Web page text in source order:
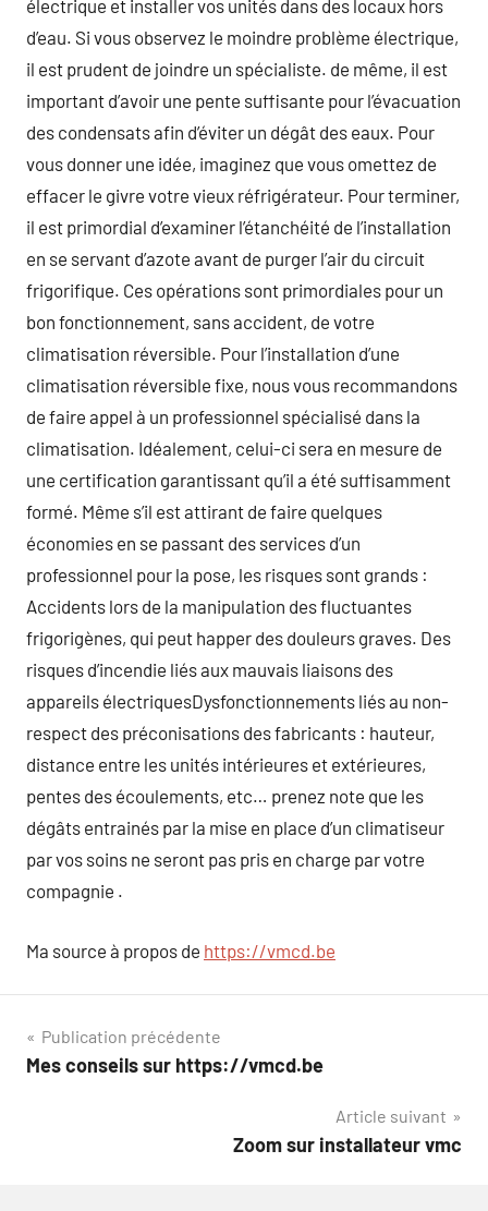
électrique et installer vos unités dans des locaux hors
d’eau. Si vous observez le moindre problème électrique,
il est prudent de joindre un spécialiste. de même, il est
important d’avoir une pente suffisante pour l’évacuation
des condensats afin d’éviter un dégât des eaux. Pour
vous donner une idée, imaginez que vous omettez de
effacer le givre votre vieux réfrigérateur. Pour terminer,
il est primordial d’examiner l’étanchéité de l’installation
en se servant d’azote avant de purger l’air du circuit
frigorifique. Ces opérations sont primordiales pour un
bon fonctionnement, sans accident, de votre
climatisation réversible. Pour l’installation d’une
climatisation réversible fixe, nous vous recommandons
de faire appel à un professionnel spécialisé dans la
climatisation. Idéalement, celui-ci sera en mesure de
une certification garantissant qu’il a été suffisamment
formé. Même s’il est attirant de faire quelques
économies en se passant des services d’un
professionnel pour la pose, les risques sont grands :
Accidents lors de la manipulation des fluctuantes
frigorigènes, qui peut happer des douleurs graves. Des
risques d’incendie liés aux mauvais liaisons des
appareils électriquesDysfonctionnements liés au non-
respect des préconisations des fabricants : hauteur,
distance entre les unités intérieures et extérieures,
pentes des écoulements, etc… prenez note que les
dégâts entrainés par la mise en place d’un climatiseur
par vos soins ne seront pas pris en charge par votre
compagnie .
Ma source à propos de https://vmcd.be
Navigation
de
Publication précédente
Mes conseils sur https://vmcd.be
Article suivant
Zoom sur installateur vmc